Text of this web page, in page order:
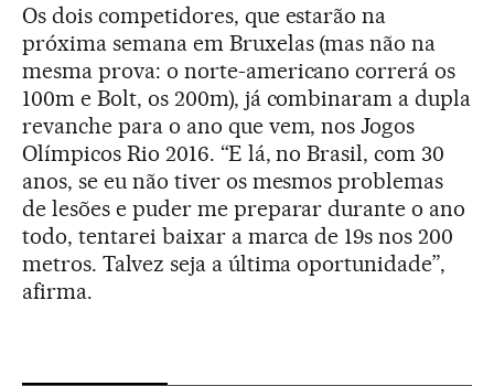
Os dois competidores, que estarão na
próxima semana em Bruxelas (mas não na
mesma prova: o norte-americano correrá os
100m e Bolt, os 200m), já combinaram a dupla
revanche para o ano que vem, nos Jogos
Olímpicos Rio 2016. “E lá, no Brasil, com 30
anos, se eu não tiver os mesmos problemas
de lesões e puder me preparar durante o ano
todo, tentarei baixar a marca de 19s nos 200
metros. Talvez seja a última oportunidade”,
afirma.